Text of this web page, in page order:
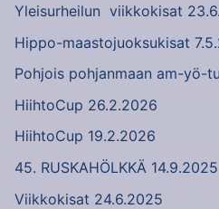
Yleisurheilun viikkokisat
Hippo-maastojuoksukisat
Pohjois pohjanmaan am-yö-
HiihtoCup 26.2.2026
HiihtoCup 19.2.2026
45. RUSKAHÖLKKÄ 14.9.2025
Viikkokisat 24.6.2025